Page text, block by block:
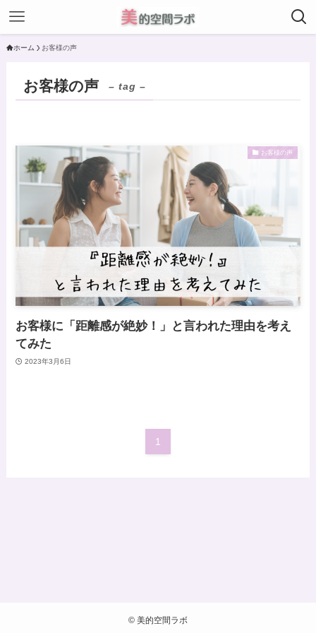
ホーム お客様の声
お客様の声 – tag –
お客様の声
お客様に「距離感が絶妙！」と言われた理由を考え
てみた
2023年3月6日
1
© 美的空間ラボ